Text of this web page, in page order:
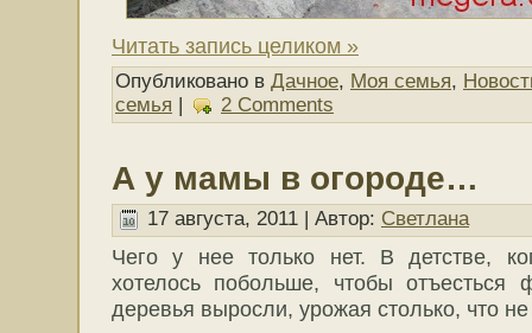
Читать запись целиком »
Опубликовано в Дачное, Моя семья,
семья
2 Comments
А у мамы в огороде…
17 августа, 2011 | Автор: Светлана
Чего у нее только нет. В детстве,
хотелось побольше, чтобы отъесться
деревья выросли, урожая столько, что